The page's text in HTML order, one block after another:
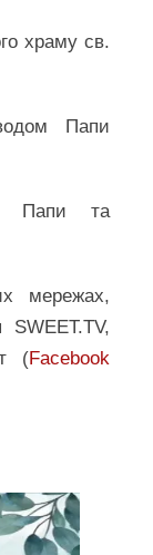
храму св.
Папи
Папи та
мережах,
(Facebook